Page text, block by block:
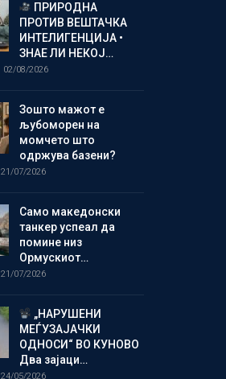
ПРИРОДНА
ПРОТИВ ВЕШТАЧКА
ИНТЕЛИГЕНЦИЈА •
ЗНАЕ ЛИ НЕКОЈ…
02/08/2026
Зошто мажот е
љубоморен на
момчето што
одржува базени?
21/07/2026
Само македонски
танкер успеал да
помине низ
Ормускиот…
21/07/2026
„НАРУШЕНИ
МЕЃУЗАЈАЧКИ
ОДНОСИ“ ВО КУНОВО
Два зајаци…
24/05/2026